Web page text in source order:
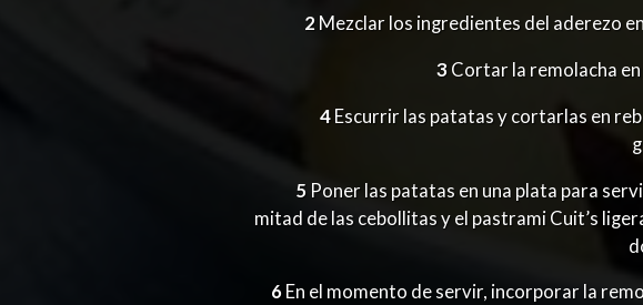
2Mezclar los ingredientes del aderezo
3Cortar la remolacha en
4Escurrir las patatas y cortarlas en
5 Poner las patatas en una plata para
mitad de las cebollitas y el pastrami Cuit’s
6En el momento de servir, incorporar la